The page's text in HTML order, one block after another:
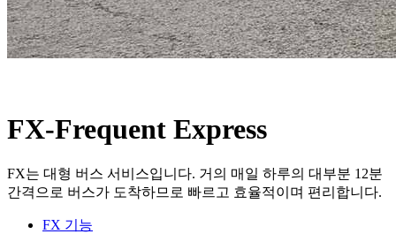
FX-Frequent Express
FX는 대형 버스 서비스입니다. 거의 매일 하루의 대부분 12분
간격으로 버스가 도착하므로 빠르고 효율적이며 편리합니다.
FX 기능